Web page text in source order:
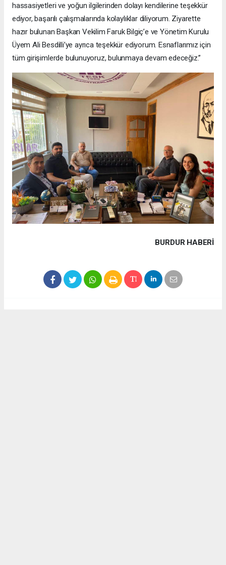
hassasiyetleri ve yoğun ilgilerinden dolayı kendilerine teşekkür
ediyor, başarılı çalışmalarında kolaylıklar diliyorum. Ziyarette
hazır bulunan Başkan Vekilim Faruk Bilgiç’e ve Yönetim Kurulu
Üyem Ali Besdilli’ye ayrıca teşekkür ediyorum. Esnaflarımız için
tüm girişimlerde bulunuyoruz, bulunmaya devam edeceğiz.”
BURDUR HABERİ